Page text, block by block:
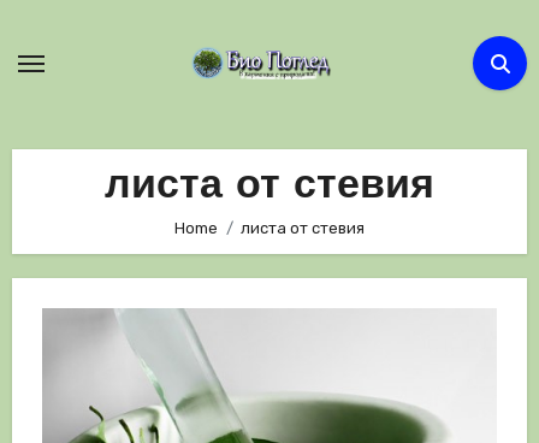
листа от стевия
Home листа от стевия